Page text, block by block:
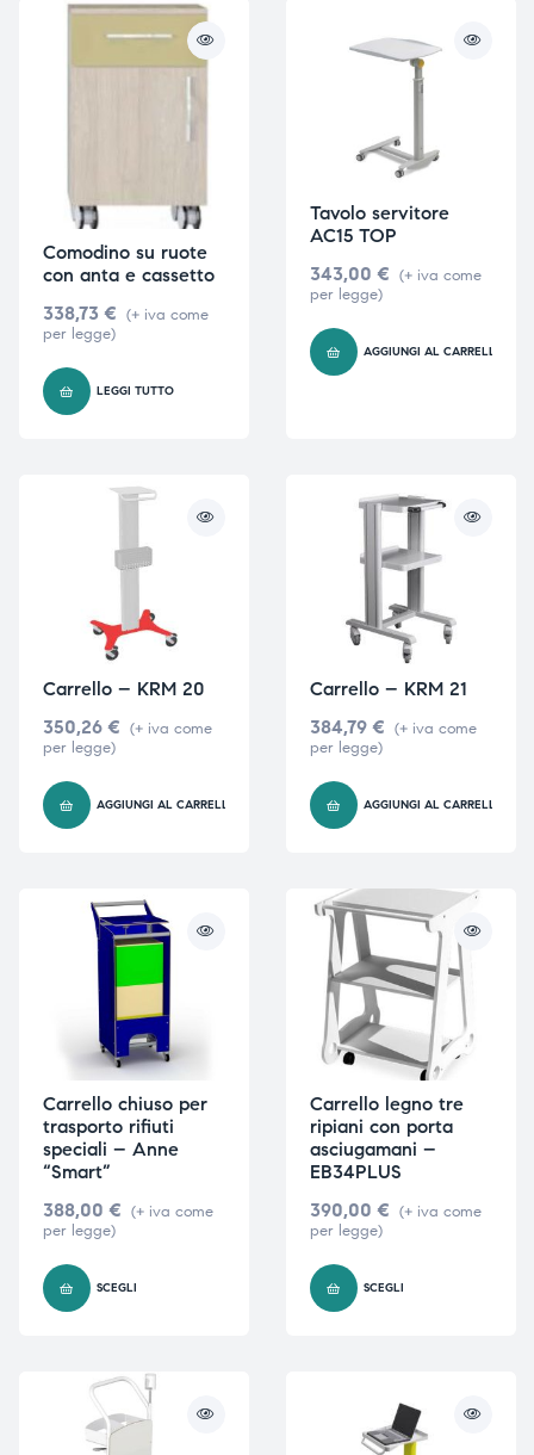
Comodino su ruote
con anta e cassetto
338,73 € (+ iva come
per legge)
LEGGI TUTTO
Tavolo servitore
AC15 TOP
343,00 € (+ iva come
per legge)
AGGIUNGI AL CARRELLO
Carrello – KRM 20
350,26 € (+ iva come
per legge)
AGGIUNGI AL CARRELLO
Carrello – KRM 21
384,79 € (+ iva come
per legge)
AGGIUNGI AL CARRELLO
Carrello chiuso per
trasporto rifiuti
speciali – Anne
“Smart”
388,00 € (+ iva come
per legge)
SCEGLI
Carrello legno tre
ripiani con porta
asciugamani –
EB34PLUS
390,00 € (+ iva come
per legge)
SCEGLI